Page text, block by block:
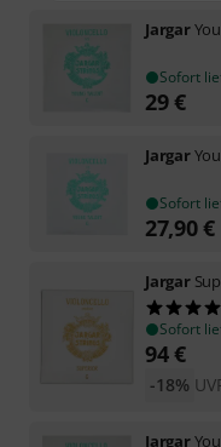
Jargar
Sofort
29€
Jargar
Sofort
27,90€
Jargar
Sofort
94€
-18%
Jargar